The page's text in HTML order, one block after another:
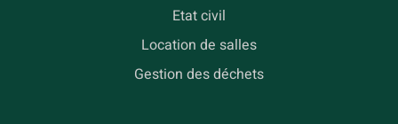
Etat civil
Location de salles
Gestion des déchets